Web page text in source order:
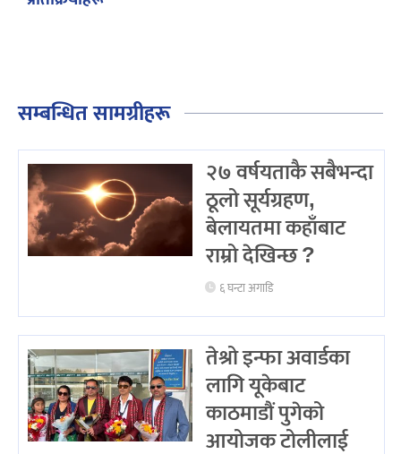
सम्बन्धित सामग्रीहरू
२७ वर्षयताकै सबैभन्दा
ठूलो सूर्यग्रहण,
बेलायतमा कहाँबाट
राम्रो देखिन्छ ?
६ घन्टा अगाडि
तेश्रो इन्फा अवार्डका
लागि यूकेबाट
काठमाडौं पुगेको
आयोजक टोलीलाई